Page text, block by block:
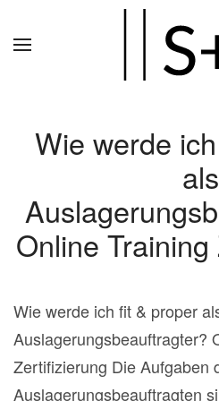
Wie werde
als
Online
Wie werde ich fit & proper
Auslagerungsbeauftragter?
Zertifizierung Die Aufgaben
Auslagerungsbeauftragten